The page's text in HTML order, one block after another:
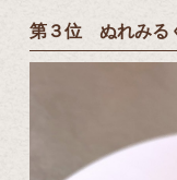
第３位 ぬれみる